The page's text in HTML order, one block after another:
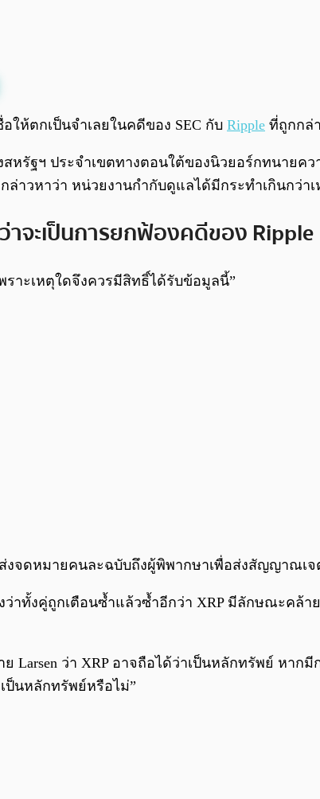
อให้ตกเป็นจำเลยในคดีของ SEC กับ Ripple ที่ถูกกล่
หรัฐฯ ประจำเขตทางตอนใต้ของนิวยอร์กทนายค
าวหาว่า หน่วยงานกำกับดูแลได้มีกระทำเกินกว่า
จะเป็นการยกฟ้องคดีของ Ripple
าะเหตุใดจึงควรมีสิทธิ์ได้รับข้อมูลนี้”
ส่งจดหมายคนละฉบับถึงผู้พิพากษาเพื่อส่งสัญญาณเ
ว่าทั้งคู่ถูกเตือนซ้ำแล้วซ้ำอีกว่า XRP มีลักษณะคล้า
Larsen ว่า XRP อาจถือได้ว่าเป็นหลักทรัพย์ หา
ป็นหลักทรัพย์หรือไม่”